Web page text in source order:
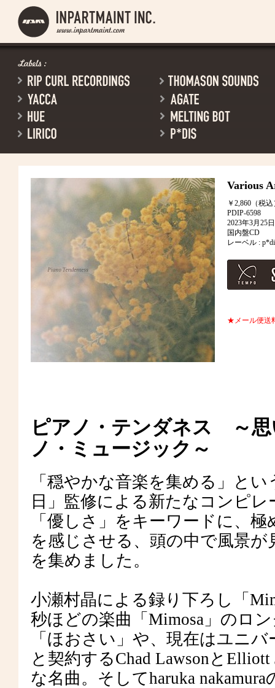
Various
￥2,860（税込
PDIP-6598
2023年3月25
国内盤CD
レーベル :
★メール便送
ピアノ・テンダネス ～
ノ・ミュージック～
「穏やかな音楽を集める」と
日」監修による新たなコンピ
「優しさ」をキーワードに、
を感じさせる、頭の中で風景
を集めました。
小瀬村晶による録り下ろし「
秒ほどの楽曲「Mimosa」のロ
「ほおさい」や、現在はユニ
と契約するChad Lawsonと
な名曲。そしてharuka